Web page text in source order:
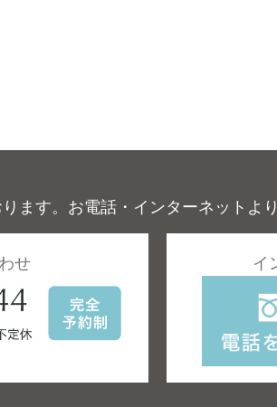
ます。お電話・インターネットよ
せ イ